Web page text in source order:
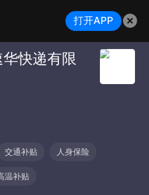
快递有限
交通补贴 人身保险
温补贴
打开APP